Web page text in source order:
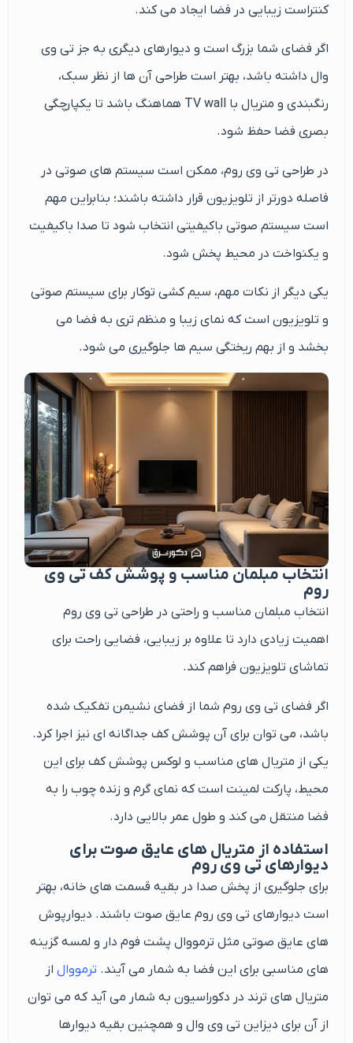
کنتراست زیبایی در فضا ایجاد می کند.
اگر فضای شما بزرگ است و دیوارهای دیگری به ‌جز تی‌ وی‌
وال داشته باشد، بهتر است طراحی آن‌ ها از نظر سبک،
رنگبندی و متریال با TV wall هماهنگ باشد تا یکپارچگی
بصری فضا حفظ شود.
در طراحی تی وی روم، ممکن است سیستم های صوتی در
فاصله دورتر از تلویزیون قرار داشته باشند؛ بنابراین مهم
است سیستم صوتی باکیفیتی انتخاب شود تا صدا باکیفیت
و یکنواخت در محیط پخش شود.
یکی دیگر از نکات مهم، سیم کشی توکار برای سیستم صوتی
و تلویزیون است که نمای زیبا و منظم تری به فضا می
بخشد و از بهم ریختگی سیم ها جلوگیری می شود.
انتخاب مبلمان مناسب و پوشش کف تی وی
روم
انتخاب مبلمان مناسب و راحتی در طراحی تی وی روم
اهمیت زیادی دارد تا علاوه بر زیبایی، فضایی راحت برای
تماشای تلویزیون فراهم کند.
اگر فضای تی وی روم شما از فضای نشیمن تفکیک شده
باشد، می توان برای آن پوشش کف جداگانه ای نیز اجرا کرد.
یکی از متریال های مناسب و لوکس پوشش کف برای این
محیط، پارکت لمینت است که نمای گرم و زنده چوب را به
فضا منتقل می کند و طول عمر بالایی دارد.
استفاده از متریال های عایق صوت برای
دیوارهای تی وی روم
برای جلوگیری از پخش صدا در بقیه قسمت های خانه، بهتر
است دیوارهای تی وی روم عایق صوت باشند. دیوارپوش
های عایق صوتی مثل ترمووال پشت فوم دار و لمسه گزینه
های مناسبی برای این فضا به شمار می آیند. ترمووال از
متریال های ترند در دکوراسیون به شمار می آید که می توان
از آن برای دیزاین تی وی وال و همچنین بقیه دیوارها